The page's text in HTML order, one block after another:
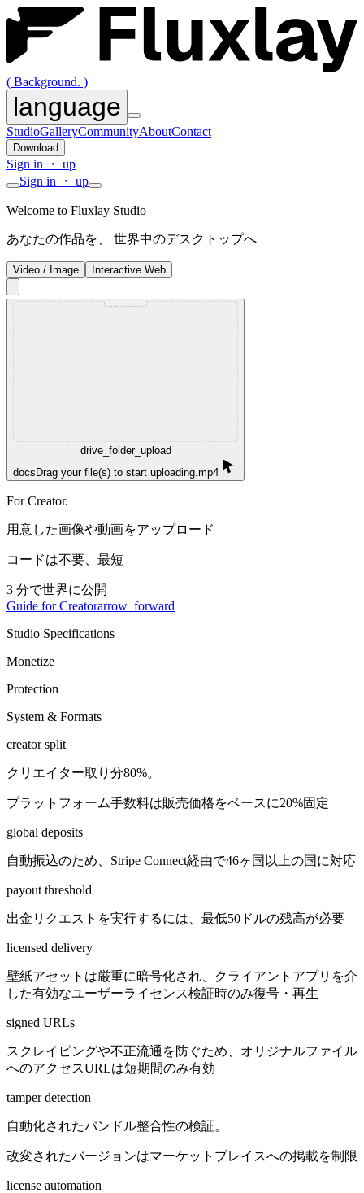
( Background. )
language
StudioGalleryCommunityAboutContact
Download
Sign in ・ up
Sign in ・ up
Welcome to Fluxlay Studio
あなたの作品を、 世界中のデスクトップへ
Video / Image Interactive Web
drive_folder_upload
docsDrag your file(s) to start uploading.mp4
For Creator.
用意した画像や動画をアップロード
コードは不要、最短
3 分で世界に公開
Guide for Creatorarrow_forward
Studio Specifications
Monetize
Protection
System & Formats
creator split
クリエイター取り分80%。
プラットフォーム手数料は販売価格をベースに20%固定
global deposits
自動振込のため、Stripe Connect経由で46ヶ国以上の国に対応
payout threshold
出金リクエストを実行するには、最低50ドルの残高が必要
licensed delivery
壁紙アセットは厳重に暗号化され、クライアントアプリを介
した有効なユーザーライセンス検証時のみ復号・再生
signed URLs
スクレイピングや不正流通を防ぐため、オリジナルファイル
へのアクセスURLは短期間のみ有効
tamper detection
自動化されたバンドル整合性の検証。
改変されたバージョンはマーケットプレイスへの掲載を制限
license automation